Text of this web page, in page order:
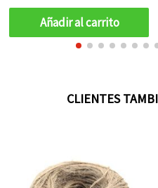
uds
Añadir al carrito
CLIENTES